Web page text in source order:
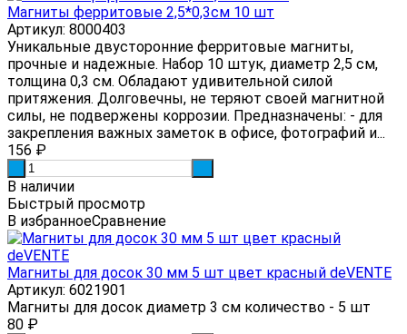
Магниты ферритовые 2,5*0,3см 10 шт
Артикул: 8000403
Уникальные двусторонние ферритовые магниты,
прочные и надежные. Набор 10 штук, диаметр 2,5 см,
толщина 0,3 см. Обладают удивительной силой
притяжения. Долговечны, не теряют своей магнитной
силы, не подвержены коррозии. Предназначены: - для
закрепления важных заметок в офисе, фотографий и...
156 ₽
В наличии
Быстрый просмотр
В избранноеСравнение
Магниты для досок 30 мм 5 шт цвет красный deVENTE
Артикул: 6021901
Магниты для досок диаметр 3 см количество - 5 шт
80 ₽